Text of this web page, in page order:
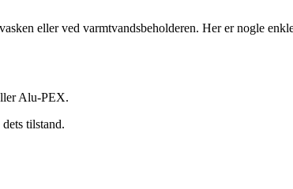
eller ved varmtvandsbeholderen. Her er nogle
Alu-PEX.
tilstand.